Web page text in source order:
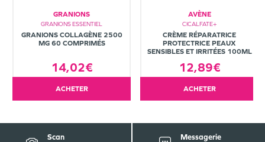
GRANIONS
GRANIONS ESSENTIEL
GRANIONS COLLAGÈNE 2500
MG 60 COMPRIMÉS
14,02€
ACHETER
AVÈNE
CICALFATE+
CRÈME RÉPARATRICE
PROTECTRICE PEAUX
SENSIBLES ET IRRITÉES 100ML
12,89€
ACHETER
Scan
Messagerie